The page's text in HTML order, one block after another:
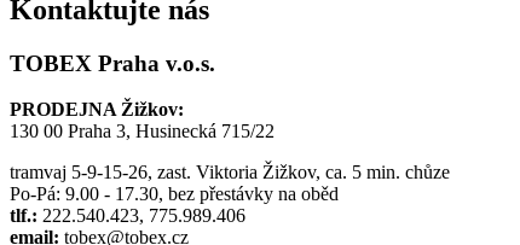
Kontaktujte nás
TOBEX Praha v.o.s.
PRODEJNA Žižkov:
130 00 Praha 3, Husinecká 715/22
tramvaj 5-9-15-26, zast. Viktoria Žižkov, ca. 5 min. chůze
Po-Pá: 9.00 - 17.30, bez přestávky na oběd
tlf.: 222.540.423, 775.989.406
email: tobex@tobex.cz